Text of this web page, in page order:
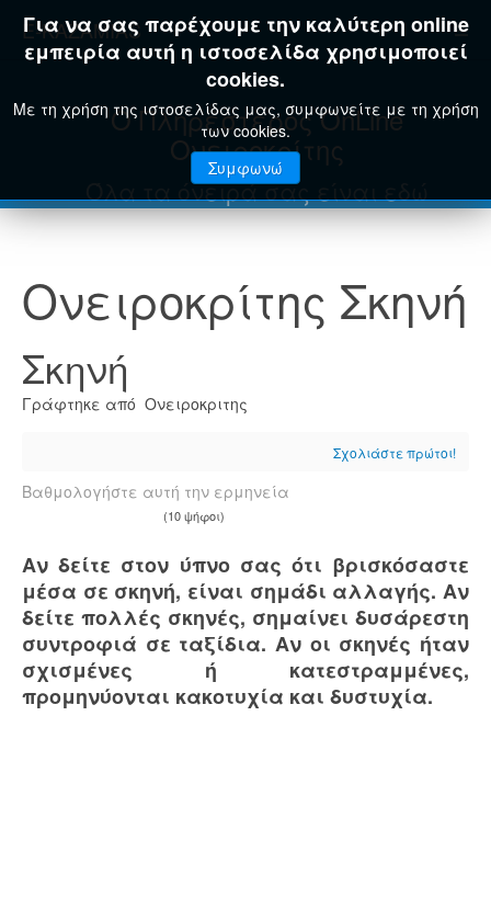
E-KAZAMIAS
Για να σας παρέχουμε την καλύτερη online
εμπειρία αυτή η ιστοσελίδα χρησιμοποιεί
cookies.
Με τη χρήση της ιστοσελίδας μας, συμφωνείτε με τη χρήση
των cookies.
Συμφωνώ
Ο Πληρέστερος OnLine
Ονειροκρίτης
Όλα τα όνειρά σας είναι εδώ
Ονειροκρίτης Σκηνή
Σκηνή
Γράφτηκε από Ονειροκριτης
Σχολιάστε πρώτοι!
Βαθμολογήστε αυτή την ερμηνεία
(10 ψήφοι)
Αν δείτε στον ύπνο σας ότι βρισκόσαστε
μέσα σε σκηνή, είναι σημάδι αλλαγής. Αν
δείτε πολλές σκηνές, σημαίνει δυσάρεστη
συντροφιά σε ταξίδια. Αν οι σκηνές ήταν
σχισμένες ή κατεστραμμένες,
προμηνύονται κακοτυχία και δυστυχία.